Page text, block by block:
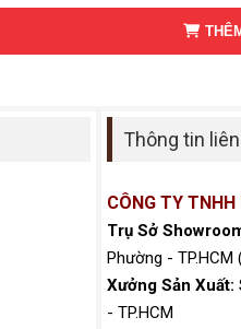
Thông tin
CÔNG TY
Trụ Sở
Phường - TP.HCM
Xưởng Sản Xuất:
- TP.HCM